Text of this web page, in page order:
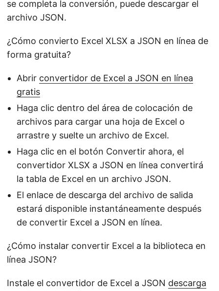
se completa la conversión, puede descargar el
archivo JSON.
¿Cómo convierto Excel XLSX a JSON en línea de
forma gratuita?
Abrir convertidor de Excel a JSON en línea
gratis
Haga clic dentro del área de colocación de
archivos para cargar una hoja de Excel o
arrastre y suelte un archivo de Excel.
Haga clic en el botón Convertir ahora, el
convertidor XLSX a JSON en línea convertirá
la tabla de Excel en un archivo JSON.
El enlace de descarga del archivo de salida
estará disponible instantáneamente después
de convertir Excel a JSON en línea.
¿Cómo instalar convertir Excel a la biblioteca en
línea JSON?
Instale el convertidor de Excel a JSON descarga